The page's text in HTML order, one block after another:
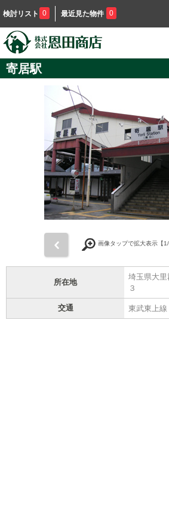
検討リスト 0 最近見た物件 0
寄居駅
画像タップで拡大表示【1
所在地
埼玉県大里
３
交通 東武東上線